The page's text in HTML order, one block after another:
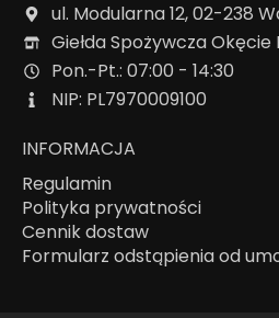
ul. Modularna 12, 02-238
Giełda Spożywcza Okęcie
Pon.-Pt.: 07:00 - 14:30
NIP: PL7970009100
INFORMACJA
Regulamin
Polityka prywatności
Cennik dostaw
Formularz odstąpienia od